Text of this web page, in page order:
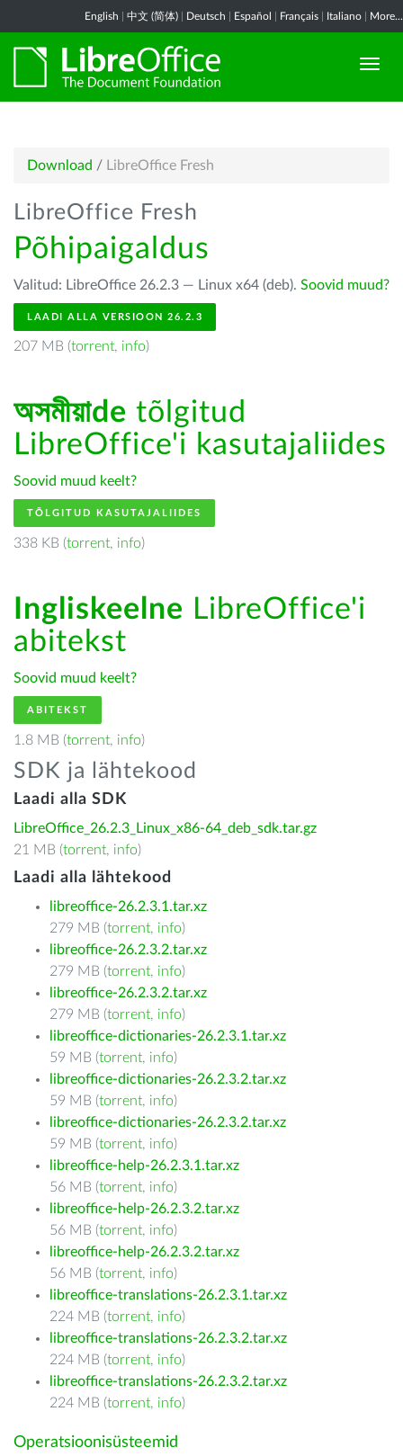
English 中文 (简体) Deutsch Español Français Italiano More...
Download / LibreOffice Fresh
LibreOffice Fresh
Põhipaigaldus
Valitud: LibreOffice 26.2.3 — Linux x64 (deb). Soovid muud?
LAADI ALLA VERSIOON 26.2.3
207 MB (torrent, info)
অসমীয়াde tõlgitud
LibreOffice'i kasutajaliides
Soovid muud keelt?
TÕLGITUD KASUTAJALIIDES
338 KB (torrent, info)
Ingliskeelne LibreOffice'i
abitekst
Soovid muud keelt?
ABITEKST
1.8 MB (torrent, info)
SDK ja lähtekood
Laadi alla SDK
LibreOffice_26.2.3_Linux_x86-64_deb_sdk.tar.gz
21 MB (torrent, info)
Laadi alla lähtekood
libreoffice-26.2.3.1.tar.xz
279 MB (torrent, info)
libreoffice-26.2.3.2.tar.xz
279 MB (torrent, info)
libreoffice-26.2.3.2.tar.xz
279 MB (torrent, info)
libreoffice-dictionaries-26.2.3.1.tar.xz
59 MB (torrent, info)
libreoffice-dictionaries-26.2.3.2.tar.xz
59 MB (torrent, info)
libreoffice-dictionaries-26.2.3.2.tar.xz
59 MB (torrent, info)
libreoffice-help-26.2.3.1.tar.xz
56 MB (torrent, info)
libreoffice-help-26.2.3.2.tar.xz
56 MB (torrent, info)
libreoffice-help-26.2.3.2.tar.xz
56 MB (torrent, info)
libreoffice-translations-26.2.3.1.tar.xz
224 MB (torrent, info)
libreoffice-translations-26.2.3.2.tar.xz
224 MB (torrent, info)
libreoffice-translations-26.2.3.2.tar.xz
224 MB (torrent, info)
Operatsioonisüsteemid